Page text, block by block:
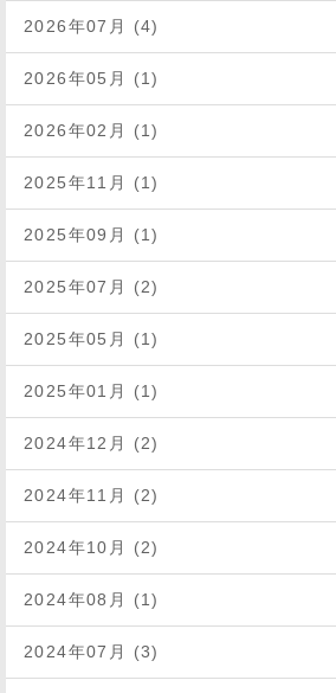
2026年07月 (4)
2026年05月 (1)
2026年02月 (1)
2025年11月 (1)
2025年09月 (1)
2025年07月 (2)
2025年05月 (1)
2025年01月 (1)
2024年12月 (2)
2024年11月 (2)
2024年10月 (2)
2024年08月 (1)
2024年07月 (3)